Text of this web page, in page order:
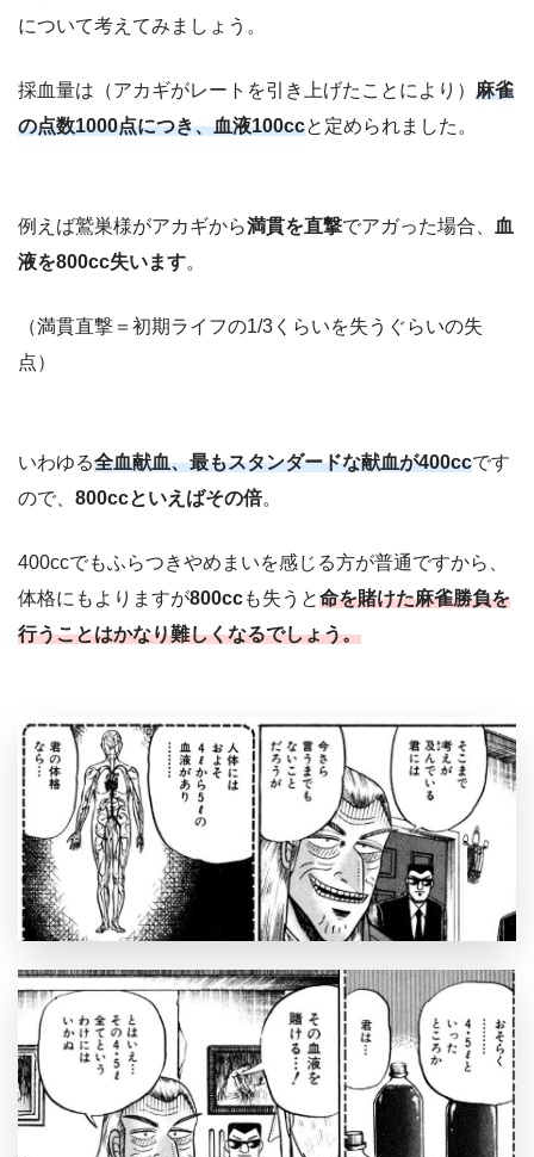
について考えてみましょう。
採血量は（アカギがレートを引き上げたことにより） 麻雀
の点数1000点につき、血液100ccと定められました。
例えば鷲巣様がアカギから満貫を直撃でアガった場合、
血
液を800cc失います。
（満貫直撃＝初期ライフの1/3くらいを失うぐらいの失
点）
いわゆる全血献血、最もスタンダードな献血が400ccです
ので、 800ccといえばその倍。
400ccでもふらつきやめまいを感じる方が普通ですから、
体格にもよりますが800ccも失うと命を賭けた麻雀勝負を
行うことはかなり難しくなるでしょう。